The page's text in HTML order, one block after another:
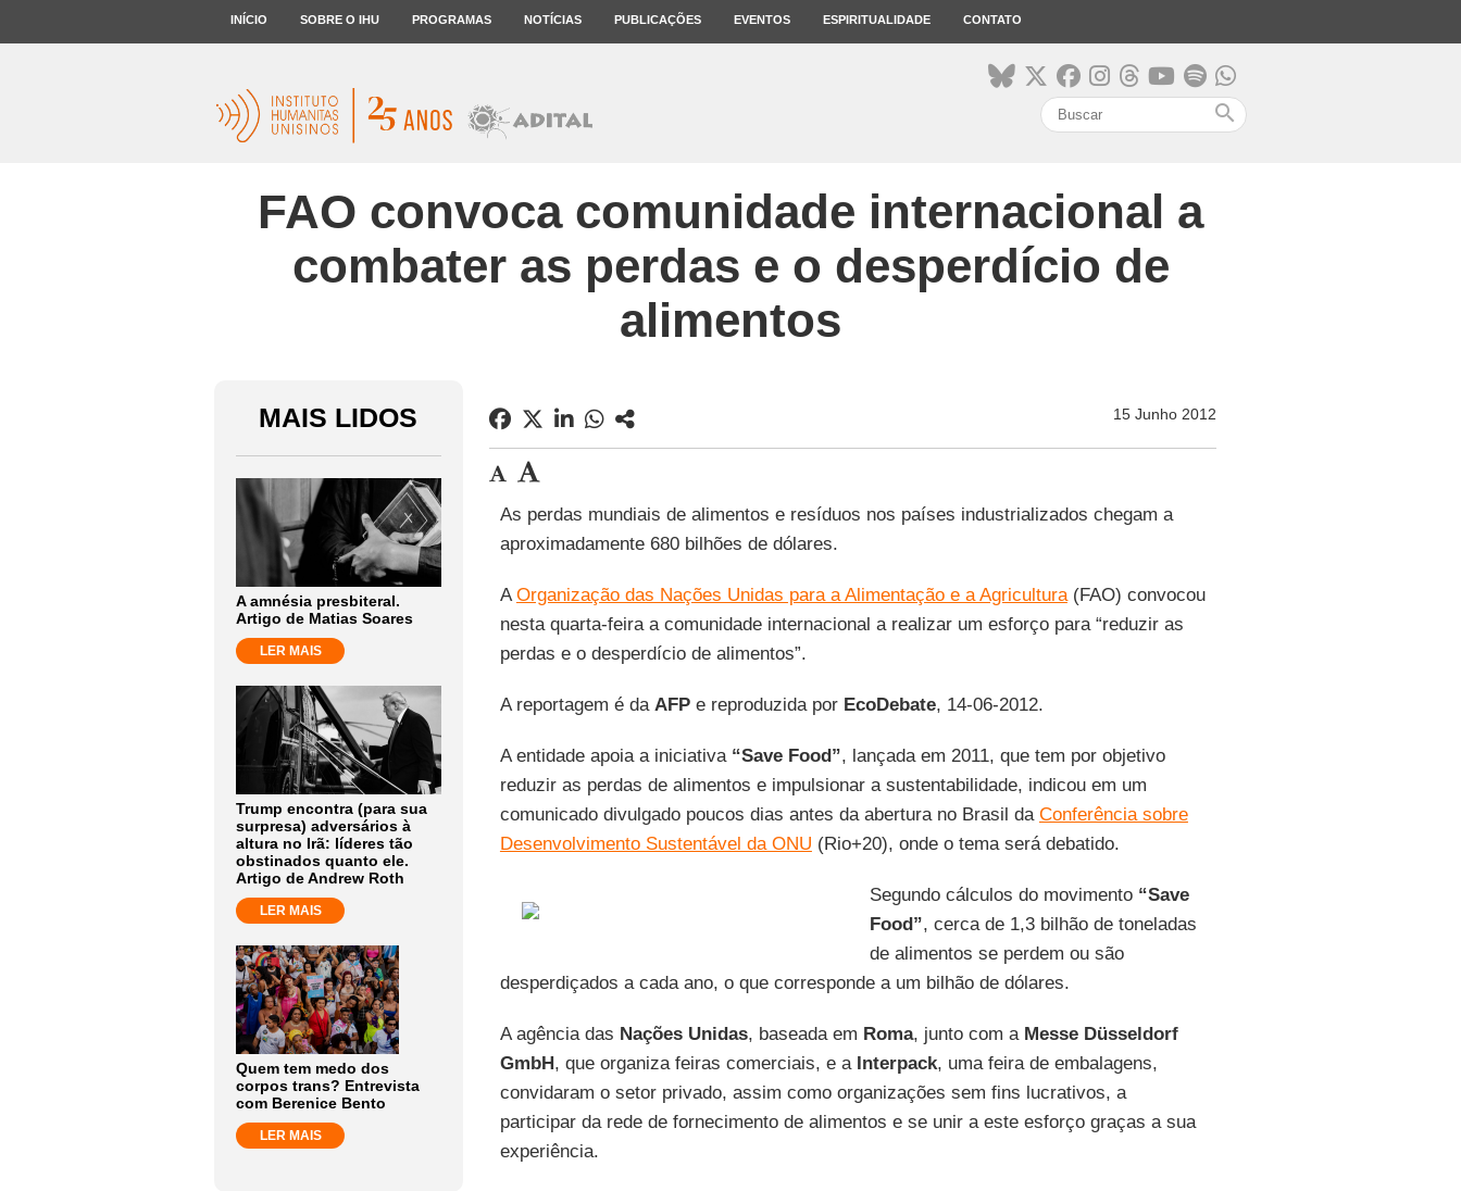
INÍCIO SOBRE O IHU PROGRAMAS NOTÍCIAS PUBLICAÇÕES EVENTOS ESPIRITUALIDADE CONTATO
search
FAO convoca comunidade internacional a
combater as perdas e o desperdício de
alimentos
MAIS LIDOS
A amnésia presbiteral.
Artigo de Matias Soares
LER MAIS
Trump encontra (para sua
surpresa) adversários à
altura no Irã: líderes tão
obstinados quanto ele.
Artigo de Andrew Roth
LER MAIS
Quem tem medo dos
corpos trans? Entrevista
com Berenice Bento
LER MAIS
15 Junho 2012
As perdas mundiais de alimentos e resíduos nos países industrializados chegam a
aproximadamente 680 bilhões de dólares.
AOrganização das Nações Unidas para a Alimentação e a Agricultura(FAO) convocou
nesta quarta-feira a comunidade internacional a realizar um esforço para “reduzir as
perdas e o desperdício de alimentos”.
A reportagem é da AFPe reproduzida por EcoDebate, 14-06-2012.
A entidade apoia a iniciativa “Save Food”, lançada em 2011, que tem por objetivo
reduzir as perdas de alimentos e impulsionar a sustentabilidade, indicou em um
comunicado divulgado poucos dias antes da abertura no Brasil da Conferência sobre
Desenvolvimento Sustentável da ONU (Rio+20), onde o tema será debatido.
Segundo cálculos do movimento “Save
Food”, cerca de 1,3 bilhão de toneladas
de alimentos se perdem ou são
desperdiçados a cada ano, o que corresponde a um bilhão de dólares.
A agência das Nações Unidas, baseada em Roma, junto com a Messe Düsseldorf
GmbH, que organiza feiras comerciais, e a Interpack, uma feira de embalagens,
convidaram o setor privado, assim como organizações sem fins lucrativos, a
participar da rede de fornecimento de alimentos e se unir a este esforço graças a sua
experiência.